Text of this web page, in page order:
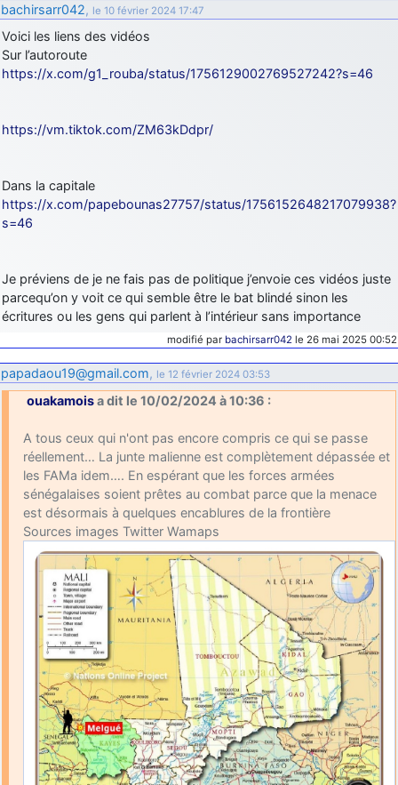
bachirsarr042, le 10 février 2024 17:47
Voici les liens des vidéos
Sur l’autoroute
https://x.com/g1_rouba/status/1756129002769527242?s=46
https://vm.tiktok.com/ZM63kDdpr/
Dans la capitale
https://x.com/papebounas27757/status/1756152648217079938?
s=46
Je préviens de je ne fais pas de politique j’envoie ces vidéos juste
parcequ’on y voit ce qui semble être le bat blindé sinon les
écritures ou les gens qui parlent à l’intérieur sans importance
modifié par bachirsarr042 le 26 mai 2025 00:52
papadaou19@gmail.com, le 12 février 2024 03:53
ouakamoisa dit le 10/02/2024 à 10:36 :
A tous ceux qui n'ont pas encore compris ce qui se passe
réellement… La junte malienne est complètement dépassée et
les FAMa idem…. En espérant que les forces armées
sénégalaises soient prêtes au combat parce que la menace
est désormais à quelques encablures de la frontière
Sources images Twitter Wamaps